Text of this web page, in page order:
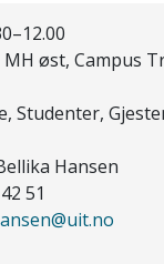
øst, Campus
Studenter,
Hansen
51